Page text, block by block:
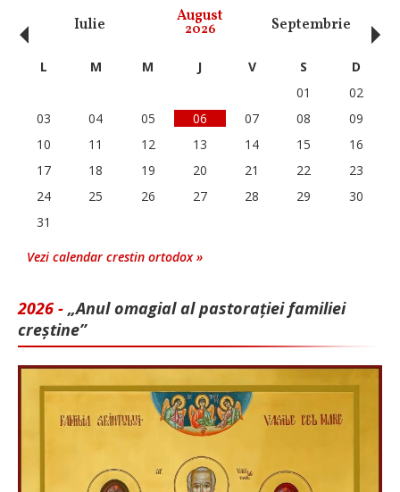
Iulie August
2026 Septembrie
‹ L M M J V S
D
01
02
03
04 05 06 07 08
09
10
11 12 13 14 15
16
17
18 19 20 21 22
23
24
25 26 27 28 29
30
31
Vezi calendar crestin ortodox »
2026 - „Anul omagial al pastorației familiei
creștine”